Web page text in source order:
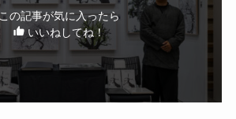
この記事が気に入ったら
いいねしてね！